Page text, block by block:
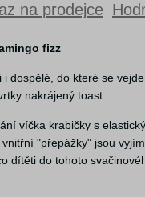
na prodejce
fizz
i dospělé, do které se
nakrájený toast.
víčka krabičky s
"přepážky" jsou
dítěti do tohoto